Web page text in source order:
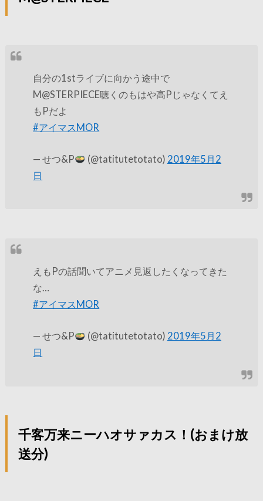
自分の1stライブに向かう途中で
M@STERPIECE聴くのもはや高Pじゃなくてえ
もPだよ
#アイマスMOR
— せつ&P (@tatitutetotato) 2019年5月2
日
えもPの話聞いてアニメ見返したくなってきた
な…
#アイマスMOR
— せつ&P (@tatitutetotato) 2019年5月2
日
千客万来ニーハオサァカス！(おまけ放
送分)